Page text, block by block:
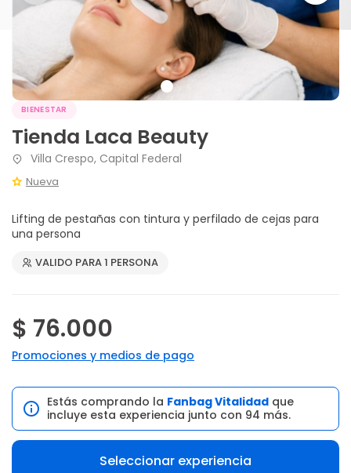
BIENESTAR
Tienda Laca Beauty
Villa Crespo, Capital Federal
Nueva
Lifting de pestañas con tintura y perfilado de cejas para
una persona
VALIDO PARA 1 PERSONA
$ 76.000
Promociones y medios de pago
Estás comprando la Fanbag Vitalidad que
incluye esta experiencia junto con 94 más.
Seleccionar experiencia